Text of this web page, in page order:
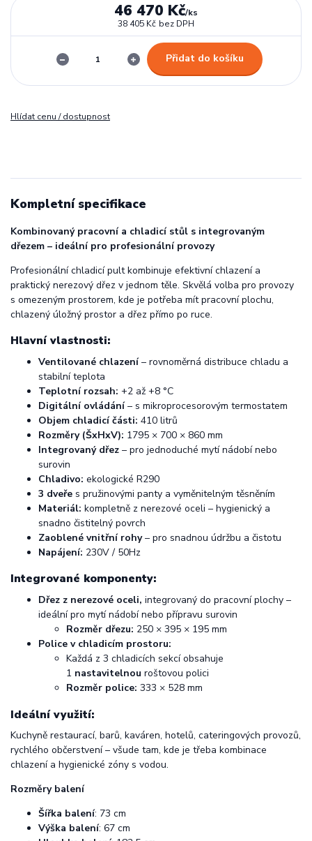
46 470 Kč/ks
38 405 Kč bez DPH
Přidat do košíku
Hlídat cenu / dostupnost
Kompletní specifikace
Kombinovaný pracovní a chladicí stůl s integrovaným
dřezem – ideální pro profesionální provozy
Profesionální chladicí pult kombinuje efektivní chlazení a
praktický nerezový dřez v jednom těle. Skvělá volba pro provozy
s omezeným prostorem, kde je potřeba mít pracovní plochu,
chlazený úložný prostor a dřez přímo po ruce.
Hlavní vlastnosti:
Ventilované chlazení– rovnoměrná distribuce chladu a
stabilní teplota
Teplotní rozsah: +2 až +8 °C
Digitální ovládání– s mikroprocesorovým termostatem
Objem chladicí části: 410 litrů
Rozměry (ŠxHxV): 1795 × 700 × 860 mm
Integrovaný dřez – pro jednoduché mytí nádobí nebo
surovin
Chladivo: ekologické R290
3 dveře s pružinovými panty a vyměnitelným těsněním
Materiál: kompletně z nerezové oceli – hygienický a
snadno čistitelný povrch
Zaoblené vnitřní rohy– pro snadnou údržbu a čistotu
Napájení: 230V / 50Hz
Integrované komponenty:
Dřez z nerezové oceli, integrovaný do pracovní plochy –
ideální pro mytí nádobí nebo přípravu surovin
Rozměr dřezu: 250 × 395 × 195 mm
Police v chladicím prostoru:
Každá z 3 chladicích sekcí obsahuje
1 nastavitelnou roštovou polici
Rozměr police: 333 × 528 mm
Ideální využití:
Kuchyně restaurací, barů, kaváren, hotelů, cateringových provozů,
rychlého občerstvení – všude tam, kde je třeba kombinace
chlazení a hygienické zóny s vodou.
Rozměry balení
Šířka balení: 73 cm
Výška balení: 67 cm